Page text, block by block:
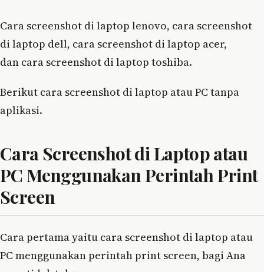
Cara screenshot di laptop lenovo, cara screenshot
di laptop dell, cara screenshot di laptop acer,
dan cara screenshot di laptop toshiba.
Berikut cara screenshot di laptop atau PC tanpa
aplikasi.
Cara Screenshot di Laptop atau
PC Menggunakan Perintah Print
Screen
Cara pertama yaitu cara screenshot di laptop atau
PC menggunakan perintah print screen, bagi Ana